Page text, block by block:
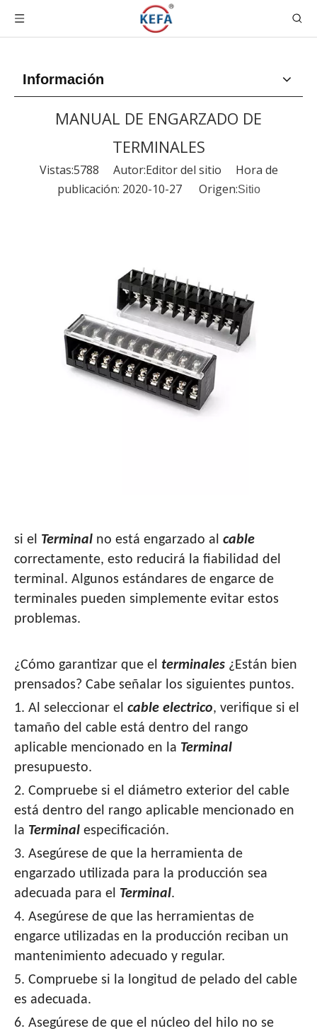
Información
MANUAL DE ENGARZADO DE
TERMINALES
Vistas:5788 Autor:Editor del sitio Hora de
publicación: 2020-10-27 Origen:Sitio
si el Terminal no está engarzado al cable
correctamente, esto reducirá la fiabilidad del
terminal. Algunos estándares de engarce de
terminales pueden simplemente evitar estos
problemas.
¿Cómo garantizar que el terminales ¿Están bien
prensados? Cabe señalar los siguientes puntos.
1. Al seleccionar el cable electrico, verifique si el
tamaño del cable está dentro del rango
aplicable mencionado en la Terminal
presupuesto.
2. Compruebe si el diámetro exterior del cable
está dentro del rango aplicable mencionado en
la Terminal especificación.
3. Asegúrese de que la herramienta de
engarzado utilizada para la producción sea
adecuada para el Terminal.
4. Asegúrese de que las herramientas de
engarce utilizadas en la producción reciban un
mantenimiento adecuado y regular.
5. Compruebe si la longitud de pelado del cable
es adecuada.
6. Asegúrese de que el núcleo del hilo no se